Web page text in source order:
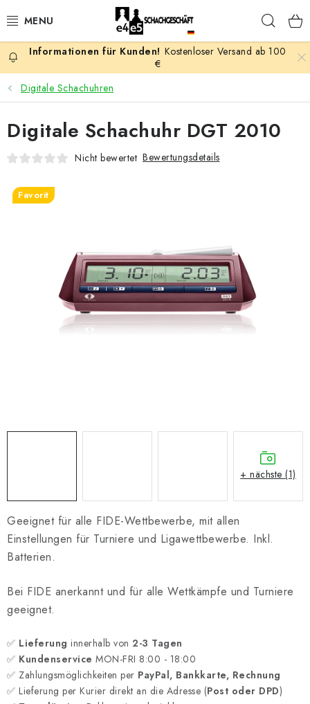
Inhalt
AKTION
SCHACHSPIELE
SCHACHFIGUREN
SCHACHBRETTER
SCHACHUHREN
SCHACH-ANTIQUITÄTENLADEN
SCHACH ONLINE
Geschäftsbedingungen
Kostenloser Versand ab 100
€
Digitale Schachuhren
Geeignet für alle FIDE-Wettbewerbe, mit allen
Einstellungen für Turniere und Ligawettbewerbe. Inkl.
Batterien.
Bei FIDE anerkannt und für alle Wettkämpfe und Turniere
geeignet.
✅ Lieferung innerhalb von 2-3 Tagen
✅ Kundenservice MON-FRI 8:00 - 18:00
✅ Zahlungsmöglichkeiten per PayPal, Bankkarte, Rechnung
✅ Lieferung per Kurier direkt an die Adresse (Post oder DPD)
Digitale Schachuhr DGT 2010
Nicht bewertet Bewertungsdetails
Favorit
+ nächste (1)